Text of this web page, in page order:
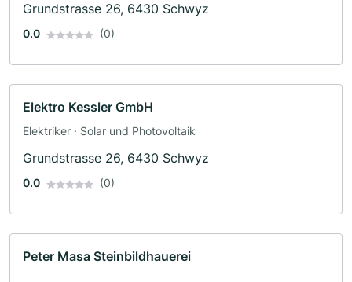
Grundstrasse 26, 6430 Schwyz
0.0 (0)
Elektro Kessler GmbH
Elektriker · Solar und Photovoltaik
Grundstrasse 26, 6430 Schwyz
0.0 (0)
Peter Masa Steinbildhauerei